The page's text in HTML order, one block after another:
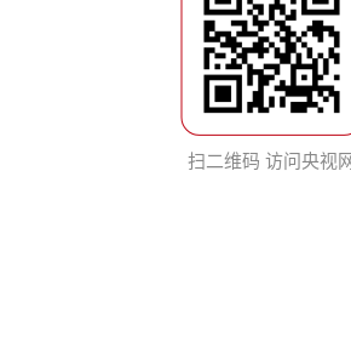
扫二维码 访问央视